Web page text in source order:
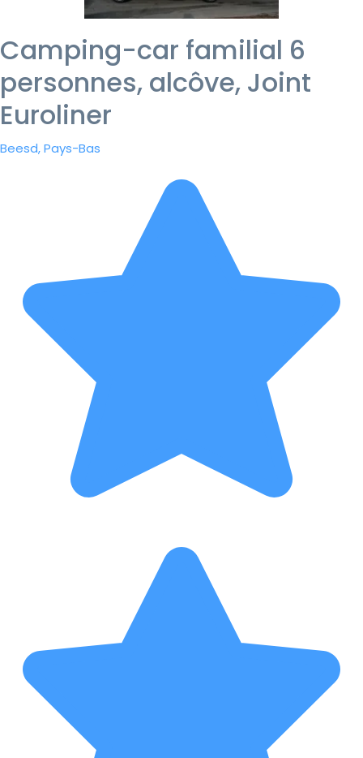
Camping-car familial 6
personnes, alcôve, Joint
Euroliner
Beesd, Pays-Bas